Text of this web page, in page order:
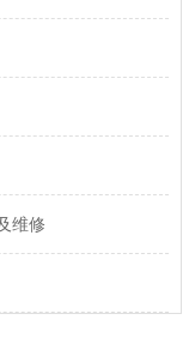
维修